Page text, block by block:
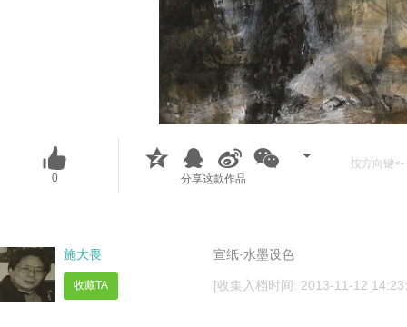
0 分享这款作品
按方向键
宣纸·水墨设色
[收集入档时间: 2013-11-12
施大畏
收藏TA